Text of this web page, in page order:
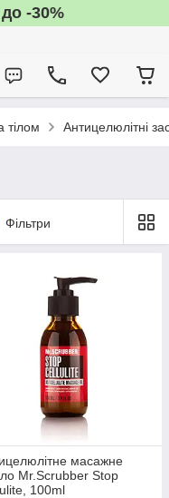
-30%
тілом Антицелюлітні
Фільтри
масажне
Mr.Scrubber Stop
100ml